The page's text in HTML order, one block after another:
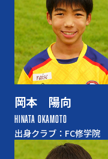
岡本 陽向
HINATA OKAMOTO
出身クラブ：FC修学院